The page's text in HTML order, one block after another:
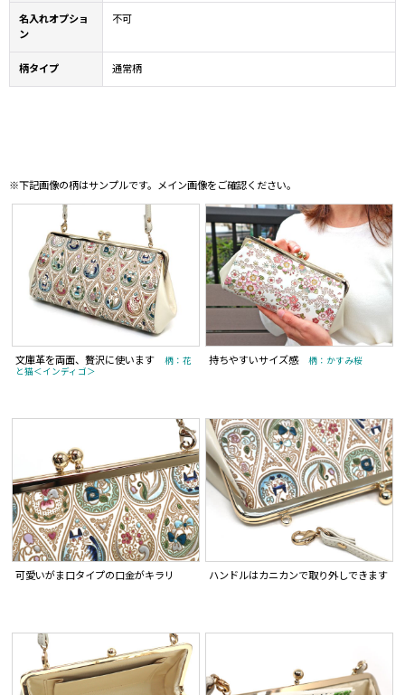
名入れオプショ
ン
不可
柄タイプ 通常柄
※下記画像の柄はサンプルです。メイン画像をご確認ください。
文庫革を両面、贅沢に使います柄：花
と猫＜インディゴ＞
持ちやすいサイズ感柄：かすみ桜
可愛いがま口タイプの口金がキラリ ハンドルはカニカンで取り外しできます